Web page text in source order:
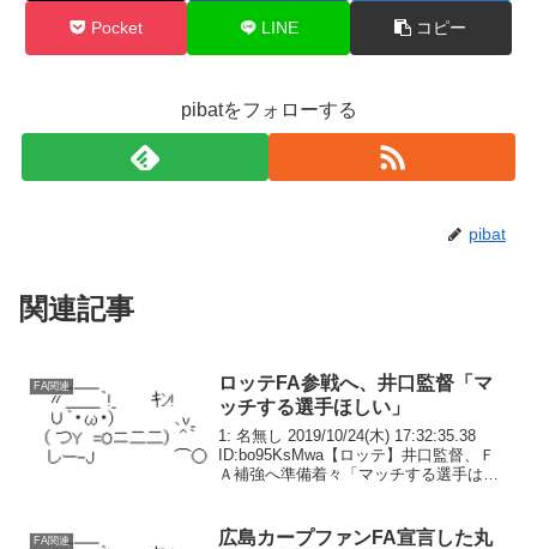
Pocket LINE コピー
pibatをフォローする
pibat
関連記事
FA関連
ロッテFA参戦へ、井口監督「マ
ッチする選手ほしい」
1: 名無し 2019/10/24(木) 17:32:35.38
ID:bo95KsMwa【ロッテ】井口監督、Ｆ
Ａ補強へ準備着々「マッチする選手は欲
Ａ（フリーエージェン...
FA関連
広島カープファンFA宣言した丸